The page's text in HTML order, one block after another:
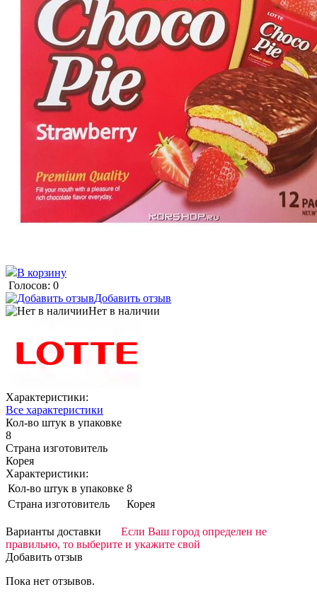
В корзину
Голосов: 0
Добавить отзыв
Нет в наличии
Характеристики:
Все характеристики
Кол-во штук в упаковке
8
Страна изготовитель
Корея
Характеристики:
Кол-во штук в упаковке 8
Страна изготовитель
Корея
Варианты доставки
Если Ваш город определен не
правильно, то выберите и укажите свой
Добавить отзыв
Пока нет отзывов.